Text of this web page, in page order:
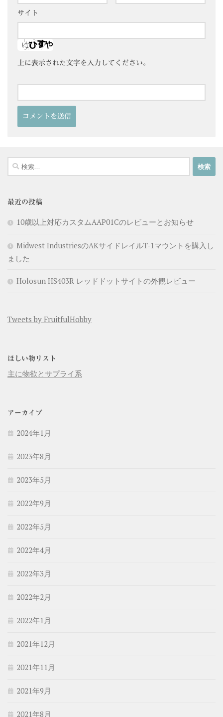
サイト
上に表示された文字を入力してください。
検
索:
最近の投稿
10歳以上対応カスタムAAP01Cのレビューとお知らせ
Midwest IndustriesのAKサイドレイルT-1マウントを購入し
ました
Holosun HS403R レッドドットサイトの外観レビュー
Tweets by FruitfulHobby
ほしい物リスト
主に物欲とサプライ系
アーカイブ
2024年1月
2023年8月
2023年5月
2022年9月
2022年5月
2022年4月
2022年3月
2022年2月
2022年1月
2021年12月
2021年11月
2021年9月
2021年8月